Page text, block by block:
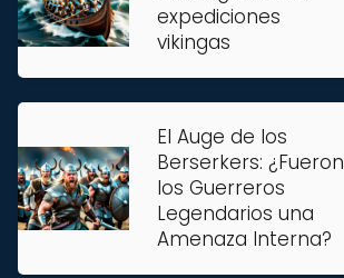
expediciones
vikingas
El Auge de los
Berserkers: ¿Fueron
los Guerreros
Legendarios una
Amenaza Interna?